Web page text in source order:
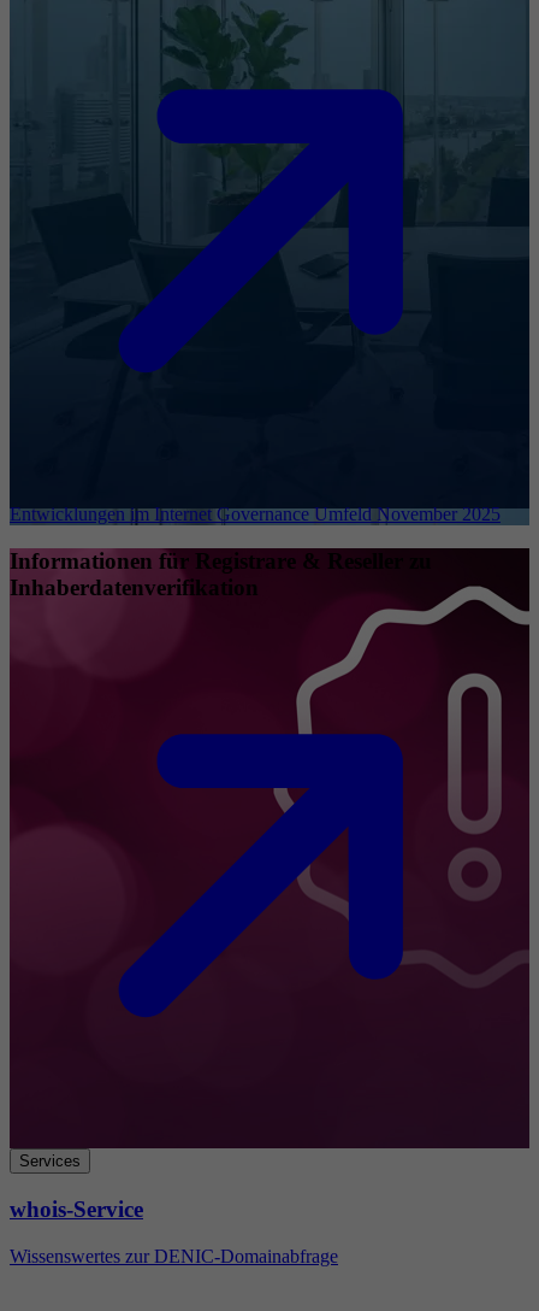
Entwicklungen im Internet Governance Umfeld November 2025
Informationen für Registrare & Reseller zu
Inhaberdatenverifikation
Services
whois-Service
Wissenswertes zur DENIC-Domainabfrage